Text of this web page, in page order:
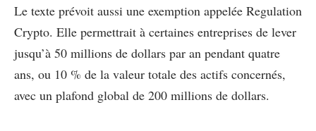
Le texte prévoit aussi une exemption appelée Regulation
Crypto. Elle permettrait à certaines entreprises de lever
jusqu’à 50 millions de dollars par an pendant quatre
ans, ou 10 % de la valeur totale des actifs concernés,
avec un plafond global de 200 millions de dollars.